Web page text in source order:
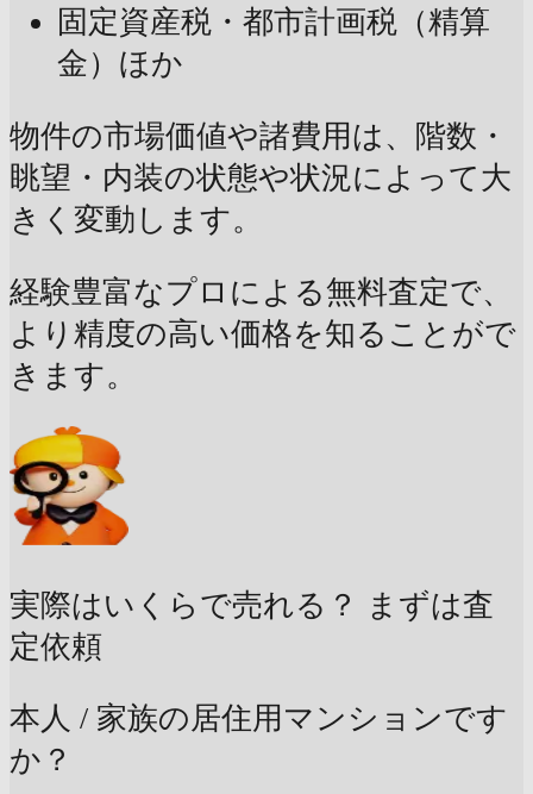
固定資産税・都市計画税（精算
金）ほか
物件の市場価値や諸費用は、階数・
眺望・内装の状態や状況によって大
きく変動します。
経験豊富なプロによる無料査定で、
より精度の高い価格を知ることがで
きます。
実際はいくらで売れる？
まずは査
定依頼
本人 / 家族の居住用マンションです
か？